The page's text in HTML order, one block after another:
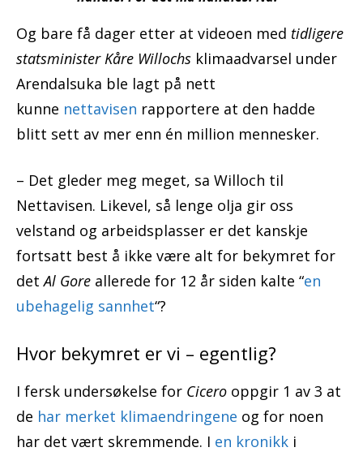
Og bare få dager etter at videoen med tidligere
statsminister Kåre Willochs klimaadvarsel under
Arendalsuka ble lagt på nett
kunne nettavisen rapportere at den hadde
blitt sett av mer enn én million mennesker.
– Det gleder meg meget, sa Willoch til
Nettavisen. Likevel, så lenge olja gir oss
velstand og arbeidsplasser er det kanskje
fortsatt best å ikke være alt for bekymret for
detAl Gore allerede for 12 år siden kalte “en
ubehagelig sannhet“?
Hvor bekymret er vi – egentlig?
I fersk undersøkelse for Cicero oppgir 1 av 3 at
de har merket klimaendringene og for noen
har det vært skremmende. I en kronikk i